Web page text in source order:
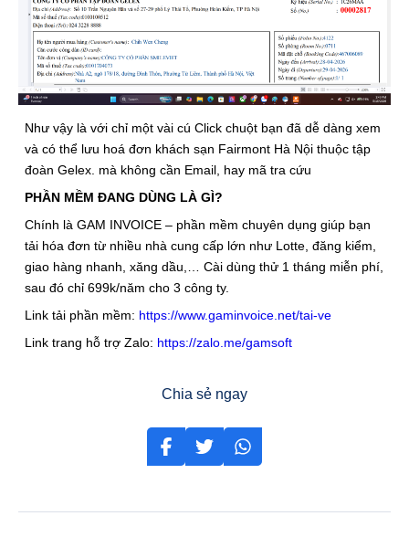
Như vậy là với chỉ một vài cú Click chuột bạn đã dễ dàng xem
và có thể lưu hoá đơn khách sạn Fairmont Hà Nội thuộc tập
đoàn Gelex. mà không cần Email, hay mã tra cứu
PHẦN MỀM ĐANG DÙNG LÀ GÌ?
Chính là GAM INVOICE – phần mềm chuyên dụng giúp bạn
tải hóa đơn từ nhiều nhà cung cấp lớn như Lotte, đăng kiểm,
giao hàng nhanh, xăng dầu,… Cài dùng thử 1 tháng miễn phí,
sau đó chỉ 699k/năm cho 3 công ty.
Link tải phần mềm: https://www.gaminvoice.net/tai-ve
Link trang hỗ trợ Zalo: https://zalo.me/gamsoft
Chia sẻ ngay